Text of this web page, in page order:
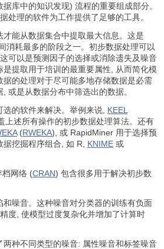
库中的知识发现) 流程的重要组成部分。
处理的软件为工作提供了足够的工具。
能从数据集合中提取最大信息。这是
消耗最多的阶段之一。初步数据处理可以
可以是预测因子的选择或消除遗失及噪音
提取用于培训的最重要属性, 从而简化模
的处理对于尽可能多地存储数据是必需
或是从数据分布中筛选出的数据。
的软件来解决。举例来说, KEEL
上述所有操作的初步数据处理算法。还有
(RWEKA), 或 RapidMiner 用于选择预
挖掘程序组合, 如 R, KNIME 或
档网络 (CRAN) 包含很多用于解决初步数
噪音。这种噪音对分类器的训练有负面
度, 使模型过度复杂化并增加了计算时
两种不同类型的噪音: 属性噪音和标签噪音